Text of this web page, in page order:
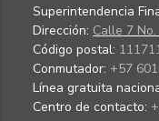
Superintendencia
Dirección: Calle 7
Código postal:
Conmutador: +57
Línea gratuita
Centro de contacto: